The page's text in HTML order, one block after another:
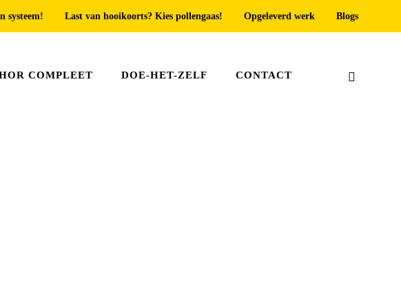
systeem! Last van hooikoorts? Kies pollengaas! Opgeleverd werk Blogs
COMPLEET DOE-HET-ZELF CONTACT